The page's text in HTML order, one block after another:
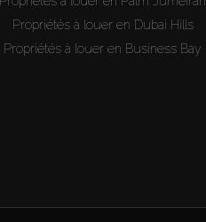
Propriétés à louer en Dubai Hills
Propriétés à louer en Business Bay